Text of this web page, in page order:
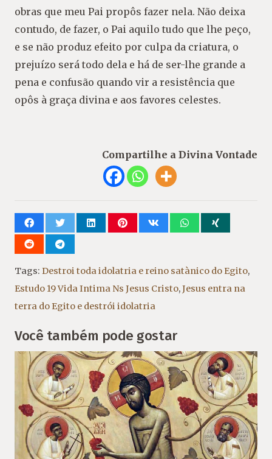
obras que meu Pai propôs fazer nela. Não deixa
contudo, de fazer, o Pai aquilo tudo que lhe peço,
e se não produz efeito por culpa da criatura, o
prejuízo será todo dela e há de ser-lhe grande a
pena e confusão quando vir a resistência que
opôs à graça divina e aos favores celestes.
Compartilhe a Divina Vontade
Tags: Destroi toda idolatria e reino satànico do Egito,
Estudo 19 Vida Intima Ns Jesus Cristo,Jesus entra na
terra do Egito e destrói idolatria
Você também pode gostar